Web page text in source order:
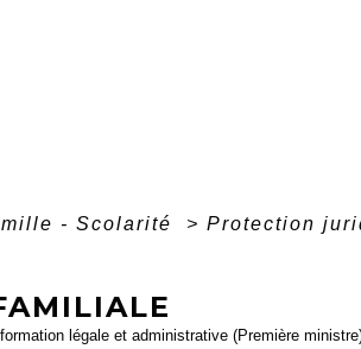
- Scolarité > Protection
légale et administrative (Première